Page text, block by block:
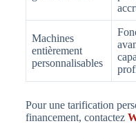
Machines
entièrement
personnalisables
Pour une tarification
financement, contactez